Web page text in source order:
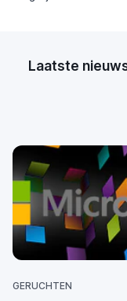
Laatste
GERUCHTEN